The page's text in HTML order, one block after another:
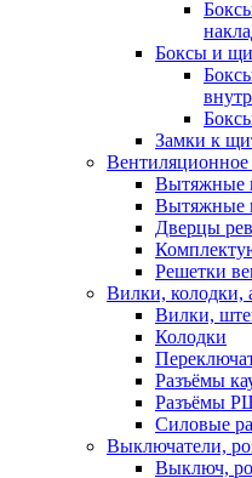
Боксы и
Замки к
Вытяжные
Вытяжные
Дверцы
Решетки
Вилки, колодки,
Вилки,
Колодки
Разъёмы
Разъёмы
Силовые
Выключатели,
Выключ,